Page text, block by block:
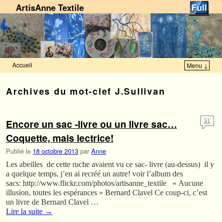
ArtisAnne Textile
Accueil Menu ↓
Archives du mot-clef J.Sullivan
Encore un sac -livre ou un livre sac…
Coquette, mais lectrice!
Publié le 18 octobre 2013 par Anne
51
Les abeilles de cette ruche avaient vu ce sac- livre (au-dessus) il y
a quelque temps, j’en ai recréé un autre! voir l’album des
sacs: http://www.flickr.com/photos/artisanne_textile « Aucune
illusion, toutes les espérances » Bernard Clavel Ce coup-ci, c’est
un livre de Bernard Clavel …
Lire la suite →